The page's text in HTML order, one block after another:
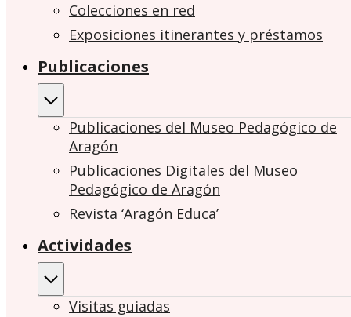
Colecciones en red
Exposiciones itinerantes y préstamos
Publicaciones
Publicaciones del Museo Pedagógico de
Aragón
Publicaciones Digitales del Museo
Pedagógico de Aragón
Revista ‘Aragón Educa’
Actividades
Visitas guiadas